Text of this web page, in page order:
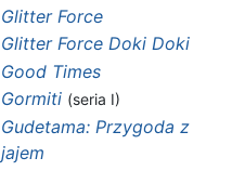
Glitter Force
Glitter Force Doki Doki
Good Times
Gormiti (seria I)
Gudetama: Przygoda z
jajem